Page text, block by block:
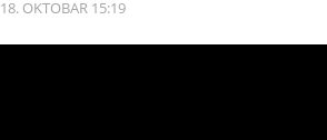
18. OKTOBAR 15:19